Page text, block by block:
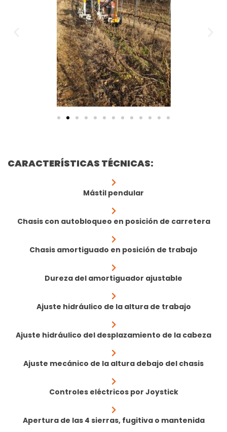
CARACTERÍSTICAS TÉCNICAS:
Mástil pendular
Chasis con autobloqueo en posición de carretera
Chasis amortiguado en posición de trabajo
Dureza del amortiguador ajustable
Ajuste hidráulico de la altura de trabajo
Ajuste hidráulico del desplazamiento de la cabeza
Ajuste mecánico de la altura debajo del chasis
Controles eléctricos por Joystick
Apertura de las 4 sierras, fugitiva o mantenida